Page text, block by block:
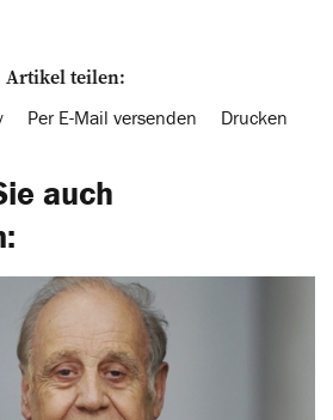
Artikel teilen:
Per E-Mail versenden Drucken
auch